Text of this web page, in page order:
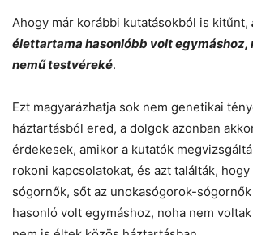
Ahogy már korábbi kutatásokból is kitűnt,
élettartama hasonlóbb volt egymáshoz,
nemű testvéreké.
Ezt magyarázhatja sok nem genetikai
háztartásból ered, a dolgok azonban
érdekesek, amikor a kutatók
rokoni kapcsolatokat, és azt találták,
sógornők, sőt az unokasógorok-
hasonló volt egymáshoz, noha nem